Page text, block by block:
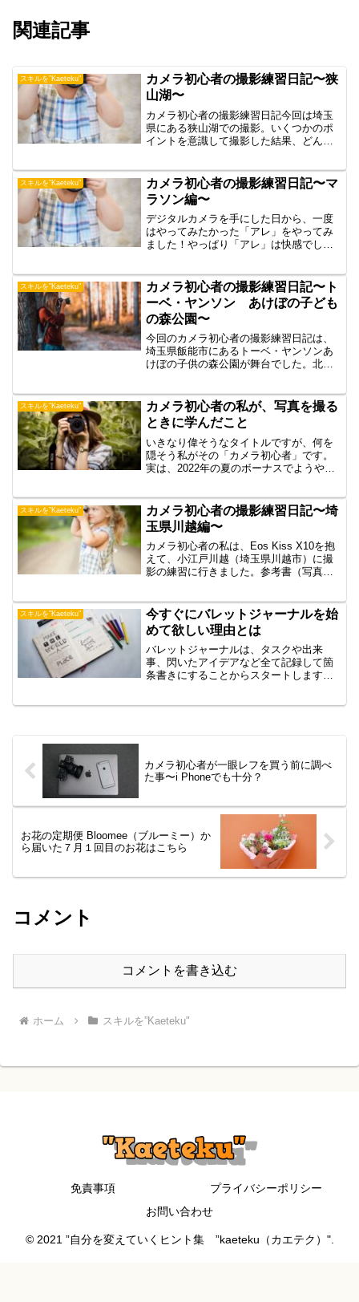
関連記事
スキルを”Kaeteku"
カメラ初心者の撮影練習日記〜狭
山湖〜
カメラ初心者の撮影練習日記今回は埼玉
県にある狭山湖での撮影。いくつかのポ
イントを意識して撮影した結果、どんな
スキルを”Kaeteku"
カメラ初心者の撮影練習日記〜マ
ラソン編〜
デジタルカメラを手にした日から、一度
はやってみたかった「アレ」をやってみ
ました！やっぱり「アレ」は快感でし
スキルを”Kaeteku"
カメラ初心者の撮影練習日記〜ト
ーベ・ヤンソン あけぼの子ども
の森公園〜
今回のカメラ初心者の撮影練習日記は、
埼玉県飯能市にあるトーベ・ヤンソンあ
けぼの子供の森公園が舞台でした。北欧
わいい公園でした。深まる秋の中、なか
なかいい写真が撮れたと思いますので、
ご覧ください。
スキルを”Kaeteku"
カメラ初心者の私が、写真を撮る
ときに学んだこと
いきなり偉そうなタイトルですが、何を
隠そう私がその「カメラ初心者」です。
実は、2022年の夏のボーナスでようやく
にする？それともちょっと奮発して
SONYのミラーレス...
スキルを”Kaeteku"
カメラ初心者の撮影練習日記〜埼
玉県川越編〜
カメラ初心者の私は、Eos Kiss X10を抱
えて、小江戸川越（埼玉県川越市）に撮
影の練習に行きました。参考書（写真構
くて、キョロキョロしながら散策しまし
た。
スキルを”Kaeteku"
今すぐにバレットジャーナルを始
めて欲しい理由とは
バレットジャーナルは、タスクや出来
事、閃いたアイデアなど全て記録して箇
条書きにすることからスタートします。
カメラ初心者が一眼レフを買う前に調べ
た事〜i Phoneでも十分？
お花の定期便 Bloomee（ブルーミー）か
ら届いた７月１回目のお花はこちら
コメント
コメントを書き込む
ホーム スキルを”Kaeteku"
免責事項
プライバシーポリシー
お問い合わせ
© 2021 ”自分を変えていくヒント集 ”kaeteku（カエテク）".